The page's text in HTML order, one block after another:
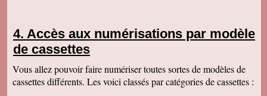
par votre société, j'ai décidé de vous confier les
miennes. Après avoir reçu ma commande, j'ai
été de nouveau bluffée par la qualité des
parlerai de vous si l'occasion se présente.
Cordialement.
Accès aux numérisations par modèle
de cassettes
Vous allez pouvoir faire numériser toutes sortes de modèles de
cassettes différents. Les voici classés par catégories de cassettes :